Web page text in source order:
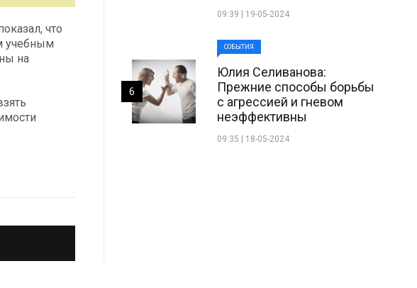
что
учебным
на
09:39 | 19-05-2024
СОБЫТИЯ
Юлия Селиванова:
Прежние способы борьбы
с агрессией и гневом
неэффективны
09:35 | 18-05-2024
6